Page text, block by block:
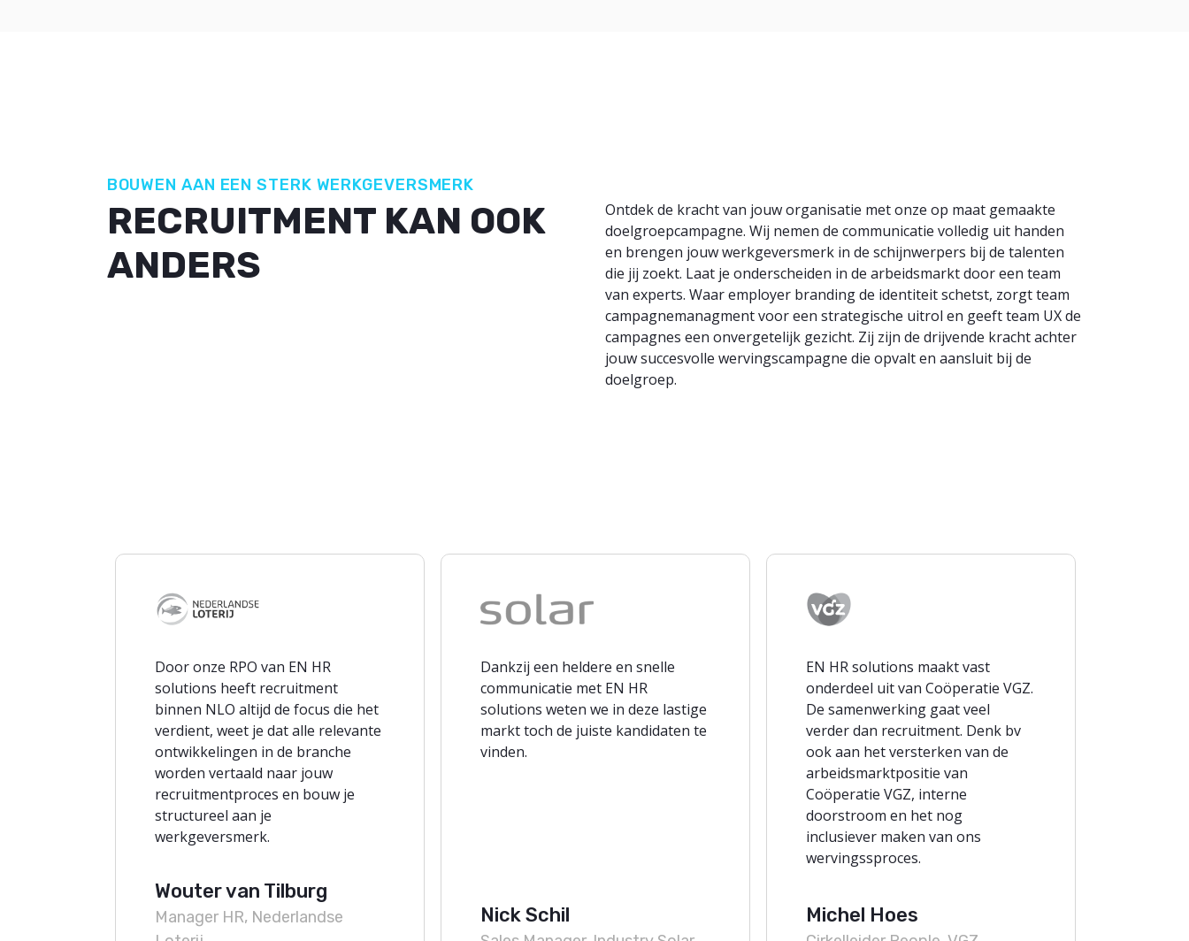
BOUWEN AAN EEN STERK WERKGEVERSMERK
RECRUITMENT KAN OOK
ANDERS
Ontdek de kracht van jouw organisatie met onze op maat gemaakte
doelgroepcampagne. Wij nemen de communicatie volledig uit handen
en brengen jouw werkgeversmerk in de schijnwerpers bij de talenten
die jij zoekt. Laat je onderscheiden in de arbeidsmarkt door een team
van experts. Waar employer branding de identiteit schetst, zorgt team
campagnemanagment voor een strategische uitrol en geeft team UX de
campagnes een onvergetelijk gezicht. Zij zijn de drijvende kracht achter
jouw succesvolle wervingscampagne die opvalt en aansluit bij de
doelgroep.
Door onze RPO van EN HR
solutions heeft recruitment
binnen NLO altijd de focus die het
verdient, weet je dat alle relevante
ontwikkelingen in de branche
worden vertaald naar jouw
recruitmentproces en bouw je
structureel aan je
werkgeversmerk.
Wouter van Tilburg
Manager HR, Nederlandse
Dankzij een heldere en snelle
communicatie met EN HR
solutions weten we in deze lastige
markt toch de juiste kandidaten te
vinden.
Nick Schil
EN HR solutions maakt vast
onderdeel uit van Coöperatie VGZ.
De samenwerking gaat veel
verder dan recruitment. Denk bv
ook aan het versterken van de
arbeidsmarktpositie van
Coöperatie VGZ, interne
doorstroom en het nog
inclusiever maken van ons
wervingssproces.
Michel Hoes